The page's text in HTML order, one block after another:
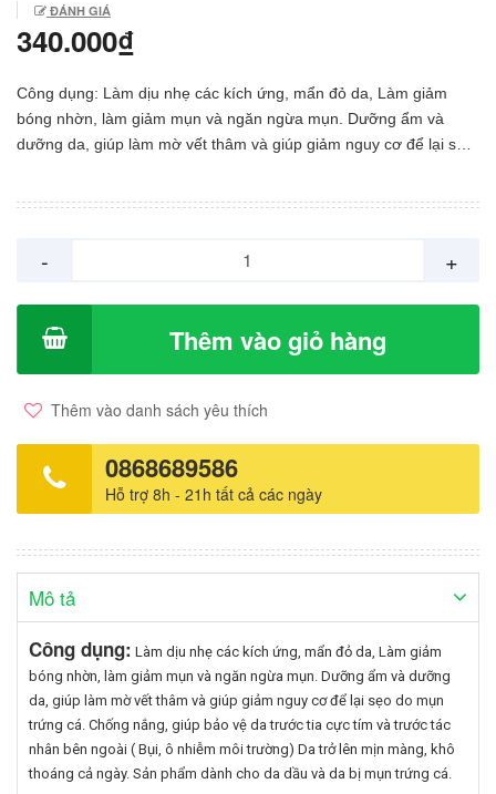
ĐÁNH GIÁ
340.000₫
Công dụng: Làm dịu nhẹ các kích ứng, mẩn đỏ da, Làm giảm
bóng nhờn, làm giảm mụn và ngăn ngừa mụn. Dưỡng ẩm và
dưỡng da, giúp làm mờ vết thâm và giúp giảm nguy cơ để lại sẹo
toàn bộ vùng da mặt đã được làm sạch cho đến khi thấm hết.
- +
Thêm vào giỏ hàng
Thêm vào danh sách yêu thích
0868689586
Hỗ trợ 8h - 21h tất cả các ngày
Mô tả
Công dụng: Làm dịu nhẹ các kích ứng, mẩn đỏ da, Làm giảm
bóng nhờn, làm giảm mụn và ngăn ngừa mụn. Dưỡng ẩm và dưỡng
da, giúp làm mờ vết thâm và giúp giảm nguy cơ để lại sẹo do mụn
trứng cá. Chống nắng, giúp bảo vệ da trước tia cực tím và trước tác
nhân bên ngoài ( Bụi, ô nhiễm môi trường) Da trở lên mịn màng, khô
thoáng cả ngày. Sản phẩm dành cho da dầu và da bị mụn trứng cá.